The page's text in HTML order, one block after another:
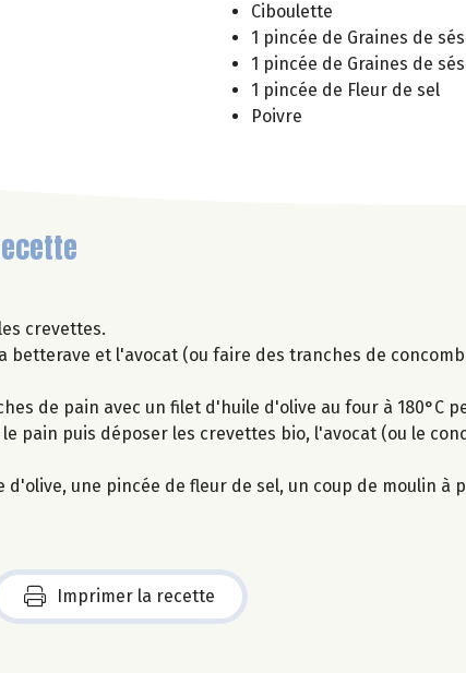
Ciboulette
1 pincée de Graines de
1 pincée de Graines de
1 pincée de Fleur de sel
Poivre
crevettes.
betterave et l'avocat (ou faire des tranches de
de pain avec un filet d'huile d'olive au four à 180°C
pain puis déposer les crevettes bio, l'avocat (ou le
une pincée de fleur de sel, un coup de moulin à
Imprimer la recette